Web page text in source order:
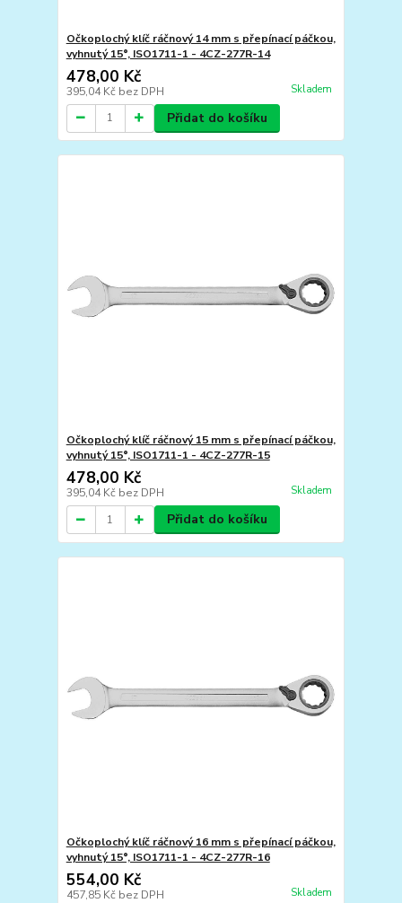
Očkoplochý klíč ráčnový 14 mm s přepínací páčkou,
vyhnutý 15°, ISO1711-1 - 4CZ-277R-14
478,00 Kč
395,04 Kč bez DPH Skladem
Přidat do košíku
Očkoplochý klíč ráčnový 15 mm s přepínací páčkou,
vyhnutý 15°, ISO1711-1 - 4CZ-277R-15
478,00 Kč
395,04 Kč bez DPH Skladem
Přidat do košíku
Očkoplochý klíč ráčnový 16 mm s přepínací páčkou,
vyhnutý 15°, ISO1711-1 - 4CZ-277R-16
554,00 Kč
457,85 Kč bez DPH Skladem